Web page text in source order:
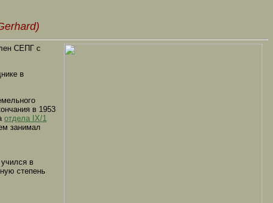
СЕПГ с
в
в 1953
отдела IX/1
занимал
в
степень